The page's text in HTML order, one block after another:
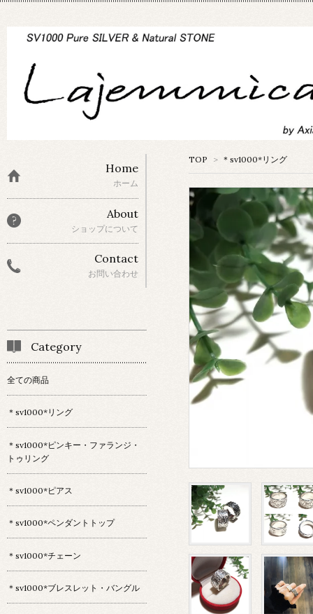
TOP > ＊sv1000*リング
Home
ホーム
About
ショップについて
Contact
お問い合わせ
Category
全ての商品
＊sv1000*リング
＊sv1000*ピンキー・ファランジ・
トゥリング
＊sv1000*ピアス
＊sv1000*ペンダントトップ
＊sv1000*チェーン
＊sv1000*ブレスレット・バングル